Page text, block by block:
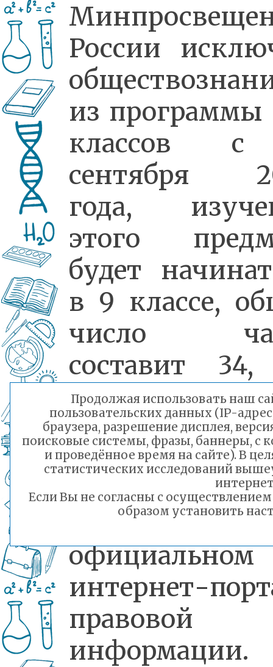
России
из программы
классов
сентября
года,
этого
будет
в 9 классе,
число
составит
одному
неделю.
документ
официальном
интернет-
правовой
информации.
Продолжая использовать наш
пользовательских данных (IP-
браузера, разрешение дисплея,
поисковые системы, фразы, баннеры, с
и проведённое время на сайте). В
статистических исследований
Если Вы не согласны с
образом установить